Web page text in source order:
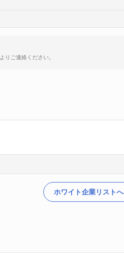
よりご連絡ください。
ホワイト企業リストへ